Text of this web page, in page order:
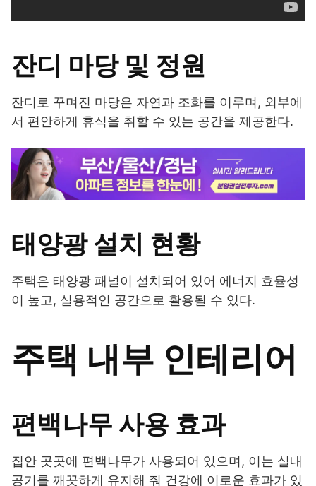
잔디 마당 및 정원
잔디로 꾸며진 마당은 자연과 조화를 이루며, 외부에
서 편안하게 휴식을 취할 수 있는 공간을 제공한다.
태양광 설치 현황
주택은 태양광 패널이 설치되어 있어 에너지 효율성
이 높고, 실용적인 공간으로 활용될 수 있다.
주택 내부 인테리어
편백나무 사용 효과
집안 곳곳에 편백나무가 사용되어 있으며, 이는 실내
공기를 깨끗하게 유지해 줘 건강에 이로운 효과가 있